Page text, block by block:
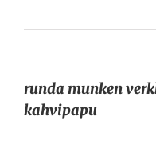
runda munken
kahvipapu